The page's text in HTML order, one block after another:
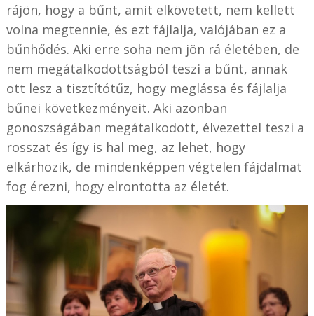
rájön, hogy a bűnt, amit elkövetett, nem kellett
volna megtennie, és ezt fájlalja, valójában ez a
bűnhődés. Aki erre soha nem jön rá életében, de
nem megátalkodottságból teszi a bűnt, annak
ott lesz a tisztítótűz, hogy meglássa és fájlalja
bűnei következményeit. Aki azonban
gonoszságában megátalkodott, élvezettel teszi a
rosszat és így is hal meg, az lehet, hogy
elkárhozik, de mindenképpen végtelen fájdalmat
fog érezni, hogy elrontotta az életét.